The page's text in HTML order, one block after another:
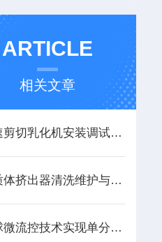
ARTICLE
相关文章
高速剪切乳化机安装调试与使用方法
脂质体挤出器清洗维护与灭菌方案
微球微流控技术实现单分散微球的精准制备